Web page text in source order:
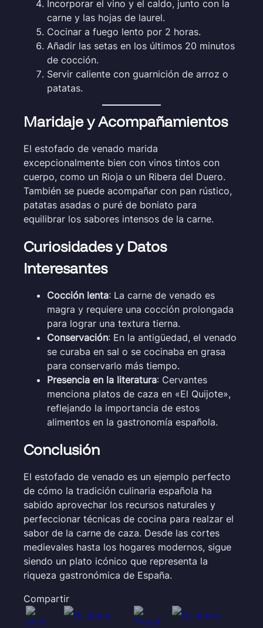
Incorporar el vino y el caldo, junto con la
carne y las hojas de laurel.
Cocinar a fuego lento por 2 horas.
Añadir las setas en los últimos 20 minutos
de cocción.
Servir caliente con guarnición de arroz o
patatas.
Maridaje y Acompañamientos
El estofado de venado marida
excepcionalmente bien con vinos tintos con
cuerpo, como un Rioja o un Ribera del Duero.
También se puede acompañar con pan rústico,
patatas asadas o puré de boniato para
equilibrar los sabores intensos de la carne.
Curiosidades y Datos
Interesantes
Cocción lenta: La carne de venado es
magra y requiere una cocción prolongada
para lograr una textura tierna.
Conservación: En la antigüedad, el venado
se curaba en sal o se cocinaba en grasa
para conservarlo más tiempo.
Presencia en la literatura: Cervantes
menciona platos de caza en «El Quijote»,
reflejando la importancia de estos
alimentos en la gastronomía española.
Conclusión
El estofado de venado es un ejemplo perfecto
de cómo la tradición culinaria española ha
sabido aprovechar los recursos naturales y
perfeccionar técnicas de cocina para realzar el
sabor de la carne de caza. Desde las cortes
medievales hasta los hogares modernos, sigue
siendo un plato icónico que representa la
riqueza gastronómica de España.
Compartir